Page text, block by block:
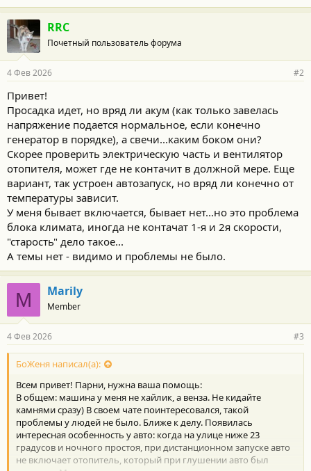
RRC
Почетный пользователь форума
4 Фев 2026 #2
Привет!
Просадка идет, но вряд ли акум (как только завелась
напряжение подается нормальное, если конечно
генератор в порядке), а свечи...каким боком они?
Скорее проверить электрическую часть и вентилятор
отопителя, может где не контачит в должной мере. Еще
вариант, так устроен автозапуск, но вряд ли конечно от
температуры зависит.
У меня бывает включается, бывает нет...но это проблема
блока климата, иногда не контачат 1-я и 2я скорости,
"старость" дело такое...
А темы нет - видимо и проблемы не было.
M Marily
Member
4 Фев 2026 #3
БоЖеня написал(а):
Всем привет! Парни, нужна ваша помощь:
В общем: машина у меня не хайлик, а венза. Не кидайте
камнями сразу) В своем чате поинтересовался, такой
проблемы у людей не было. Ближе к делу. Появилась
интересная особенность у авто: когда на улице ниже 23
градусов и ночного простоя, при дистанционном запуске авто
не включает отопитель, который при глушении авто был